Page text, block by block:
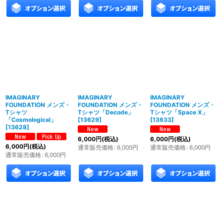
IMAGINARY
FOUNDATION メンズ・
Tシャツ
「Cosmological」
[13628]
6,000円(税込)
通常販売価格: 6,000円
IMAGINARY
FOUNDATION メンズ・
Tシャツ「Decode」
[13629]
6,000円(税込)
通常販売価格: 6,000円
IMAGINARY
FOUNDATION メンズ・
Tシャツ「Space X」
[13633]
6,000円(税込)
通常販売価格: 6,000円